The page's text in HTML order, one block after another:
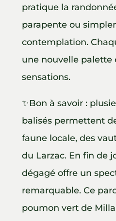
pratique la
parapente ou
contemplation.
une nouvelle palette
sensations.
✨Bon à savoir :
balisés permettent
faune locale, des
du Larzac. En fin de
dégagé offre un
remarquable. Ce
poumon vert de